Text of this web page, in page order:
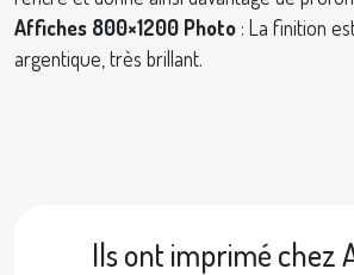
Affiches 800×1200 Photo : La finition
argentique, très brillant.
Ils ont imprimé chez